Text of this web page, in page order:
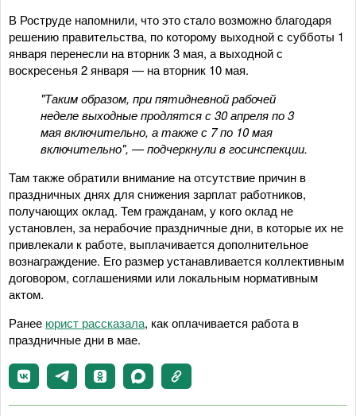
В Роструде напомнили, что это стало возможно благодаря
решению правительства, по которому выходной с субботы 1
января перенесли на вторник 3 мая, а выходной с
воскресенья 2 января — на вторник 10 мая.
"Таким образом, при пятидневной рабочей
неделе выходные продлятся с 30 апреля по 3
мая включительно, а также с 7 по 10 мая
включительно", — подчеркнули в госинспекции.
Там также обратили внимание на отсутствие причин в
праздничных днях для снижения зарплат работников,
получающих оклад. Тем гражданам, у кого оклад не
установлен, за нерабочие праздничные дни, в которые их не
привлекали к работе, выплачивается дополнительное
вознаграждение. Его размер устанавливается коллективным
договором, соглашениями или локальным нормативным
актом.
Ранее юрист рассказала, как оплачивается работа в
праздничные дни в мае.